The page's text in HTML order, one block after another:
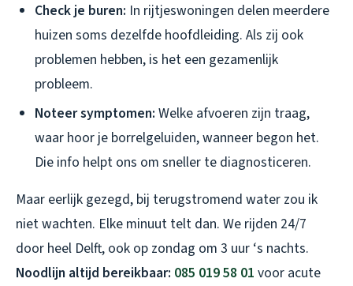
Check je buren: In rijtjeswoningen delen meerdere
huizen soms dezelfde hoofdleiding. Als zij ook
problemen hebben, is het een gezamenlijk
probleem.
Noteer symptomen: Welke afvoeren zijn traag,
waar hoor je borrelgeluiden, wanneer begon het.
Die info helpt ons om sneller te diagnosticeren.
Maar eerlijk gezegd, bij terugstromend water zou ik
niet wachten. Elke minuut telt dan. We rijden 24/7
door heel Delft, ook op zondag om 3 uur ‘s nachts.
Noodlijn altijd bereikbaar: 085 019 58 01 voor acute